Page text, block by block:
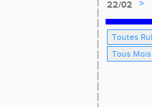
22/02
>